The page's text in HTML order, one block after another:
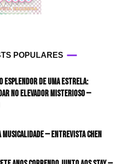
POPULARES
esplendor de uma estrela:
no elevador misterioso —
— Entrevista CHEN